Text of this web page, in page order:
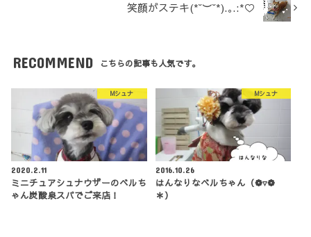
笑顔がステキ(*˘︶˘*).｡.:*♡
RECOMMEND こちらの記事も人気です。
Mシュナ
2020.2.11
ミニチュアシュナウザーのベルち
ゃん炭酸泉スパでご来店！
Mシュナ
2016.10.26
はんなりなベルちゃん（❁▿❁
＊）